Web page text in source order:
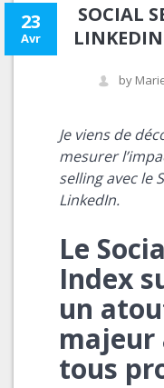
SOCIAL
23
Avr
by
Je viens de
mesurer
selling avec le
LinkedIn.
Le
Index
un
majeur
tous